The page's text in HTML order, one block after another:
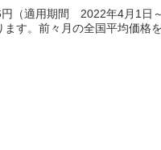
（適用期間 2022年4月1日
す。前々月の全国平均価格